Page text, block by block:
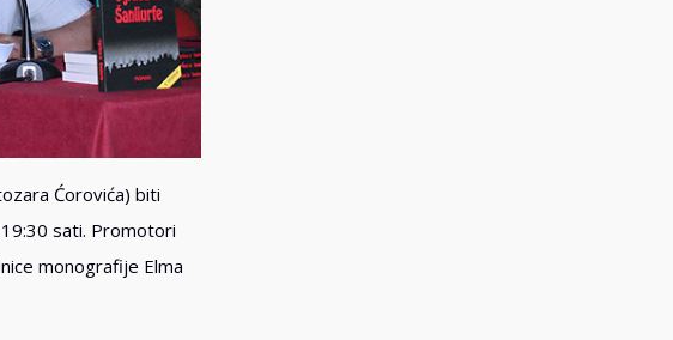
Ćorovića) biti
sati. Promotori
monografije Elma